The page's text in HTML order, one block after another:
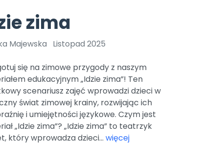
Archiwalne numery
Pomoc
Nowości
Polecamy
Promocje
czerwca 2024 r. uzyskała
r. Nr decyzji:
Online.
Bliżej Pieska
Pomoc zwierzętom
Książka (dla) Przedszkolaka
TikTok
Zobacz nas na TikToku
YouTube
Filmy edukacyjne
zima
Majewska Listopad 2025
się na zimowe przygody z naszym
edukacyjnym „Idzie zima”! Ten
scenariusz zajęć wprowadzi dzieci w
świat zimowej krainy, rozwijając ich
i umiejętności językowe. Czym jest
„Idzie zima”? „Idzie zima” to teatrzyk
który wprowadza dzieci... więcej